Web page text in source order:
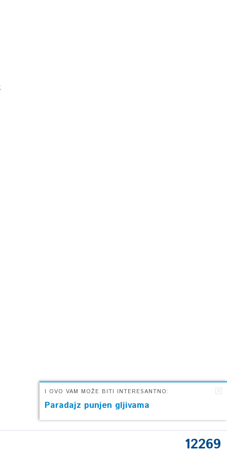
I OVO VAM MOŽE BITI INTERESANTNO:
Paradajz punjen gljivama
12269